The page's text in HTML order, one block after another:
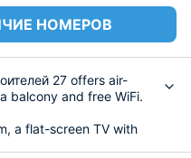
НОМЕРОВ
27 offers air-
balcony and free WiFi.
a flat-screen TV with